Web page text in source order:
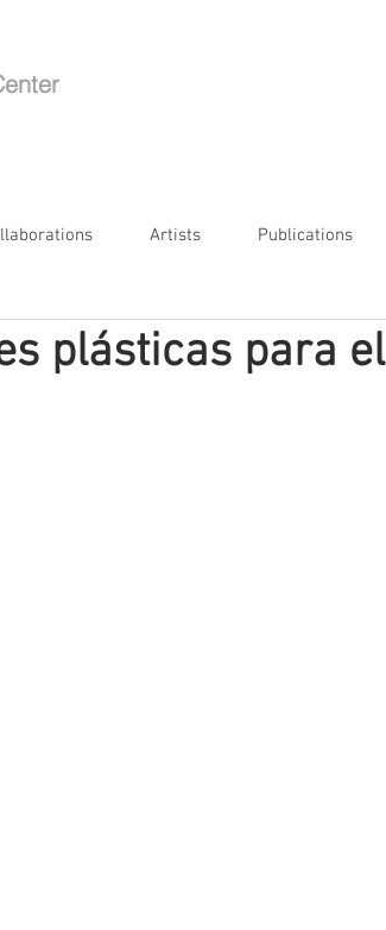
Artists Publications
plásticas para el